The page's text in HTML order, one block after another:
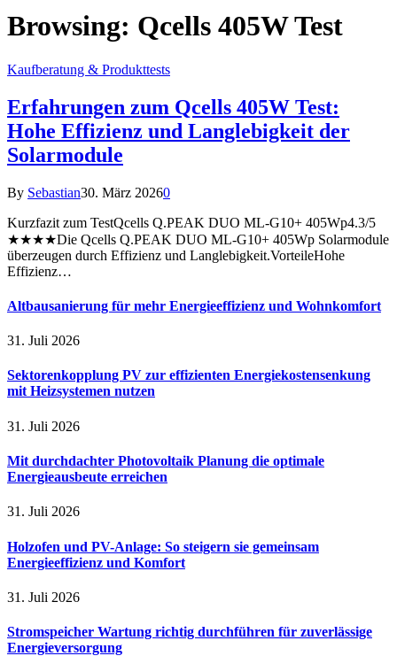
Browsing: Qcells 405W Test
Kaufberatung & Produkttests
Erfahrungen zum Qcells 405W Test:
Hohe Effizienz und Langlebigkeit der
Solarmodule
By Sebastian30. März 20260
Kurzfazit zum TestQcells Q.PEAK DUO ML-G10+ 405Wp4.3/5
★★★★Die Qcells Q.PEAK DUO ML-G10+ 405Wp Solarmodule
überzeugen durch Effizienz und Langlebigkeit.VorteileHohe
Effizienz…
Altbausanierung für mehr Energieeffizienz und Wohnkomfort
31. Juli 2026
Sektorenkopplung PV zur effizienten Energiekostensenkung
mit Heizsystemen nutzen
31. Juli 2026
Mit durchdachter Photovoltaik Planung die optimale
Energieausbeute erreichen
31. Juli 2026
Holzofen und PV-Anlage: So steigern sie gemeinsam
Energieeffizienz und Komfort
31. Juli 2026
Stromspeicher Wartung richtig durchführen für zuverlässige
Energieversorgung